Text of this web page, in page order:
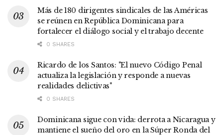
Más de 180 dirigentes sindicales de las Américas
se reúnen en República Dominicana para
fortalecer el diálogo social y el trabajo decente
0 SHARES
Ricardo de los Santos: "El nuevo Código Penal
actualiza la legislación y responde a nuevas
realidades delictivas"
0 SHARES
Dominicana sigue con vida: derrota a Nicaragua y
mantiene el sueño del oro en la Súper Ronda del